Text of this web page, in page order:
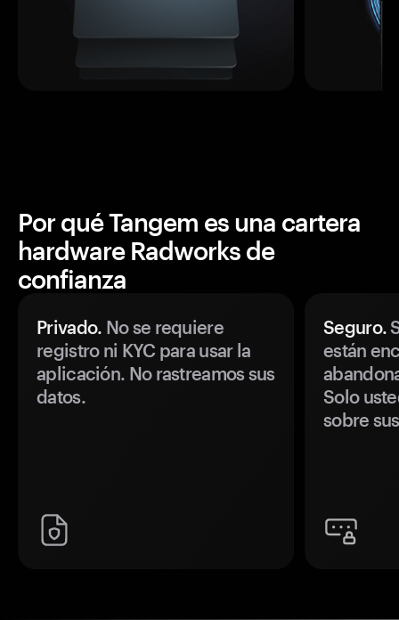
Por qué Tangem es una cartera
hardware Radworks de
confianza
Privado. No se requiere
registro ni KYC para usar la
aplicación. No rastreamos sus
datos.
Seguro.
están
Solo
sobre